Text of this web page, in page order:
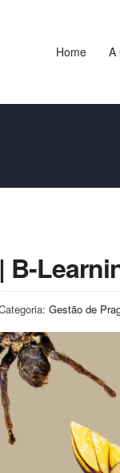
Home A
B-
Gestão de